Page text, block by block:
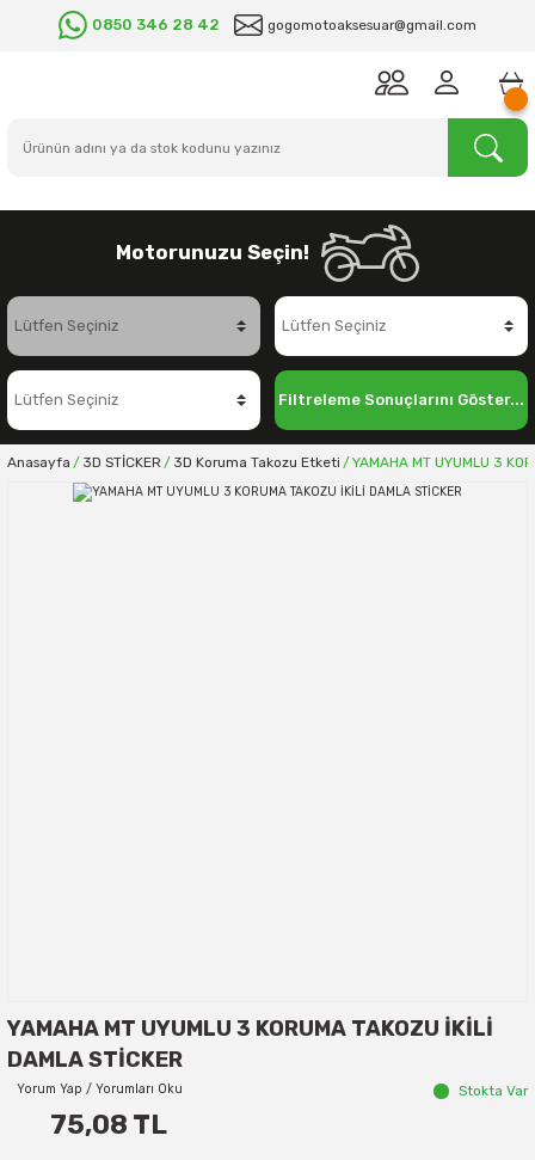
0850 346 28 42 gogomotoaksesuar@gmail.com
Motorunuzu Seçin!
Filtreleme Sonuçlarını Göster...
Anasayfa 3D STİCKER 3D Koruma Takozu Etketi YAMAHA MT UYUMLU 3
YAMAHA MT UYUMLU 3 KORUMA TAKOZU İKİLİ
DAMLA STİCKER
Yorum Yap / Yorumları Oku Stokta Var
75,08 TL